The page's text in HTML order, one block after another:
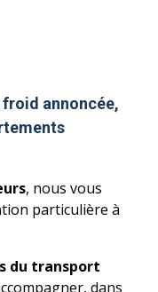
froid annoncée,
, nous vous
particulière à
du transport
dans